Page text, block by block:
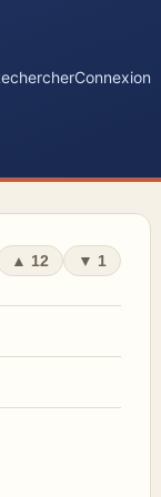
Connexion
▲ 12 ▼ 1